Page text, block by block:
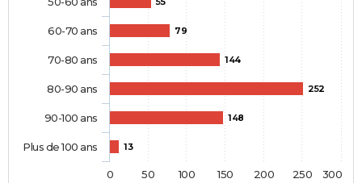
79
144
252
148
13
60-70 ans
70-80 ans
80-90 ans
90-100 ans
Plus de 100 ans
0 50 100 150 200 250 300